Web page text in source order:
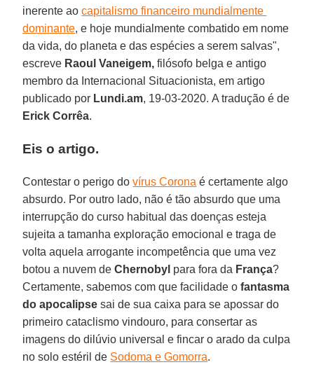
inerente aocapitalismo financeiro mundialmente
dominante, e hoje mundialmente combatido em nome
da vida, do planeta e das espécies a serem salvas",
escreve Raoul Vaneigem, filósofo belga e antigo
membro da Internacional Situacionista, em artigo
publicado por Lundi.am, 19-03-2020. A tradução é de
Erick Corrêa.
Eis o artigo.
Contestar o perigo dovírus Corona é certamente algo
absurdo. Por outro lado, não é tão absurdo que uma
interrupção do curso habitual das doenças esteja
sujeita a tamanha exploração emocional e traga de
volta aquela arrogante incompetência que uma vez
botou a nuvem deChernobyl para fora da França?
Certamente, sabemos com que facilidade ofantasma
do apocalipse sai de sua caixa para se apossar do
primeiro cataclismo vindouro, para consertar as
imagens do dilúvio universal e fincar o arado da culpa
no solo estéril de Sodoma e Gomorra.